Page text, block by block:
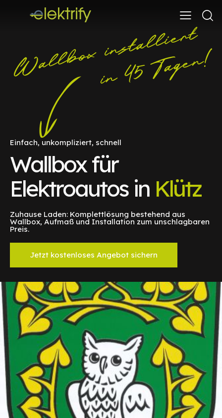
Einfach, unkompliziert, schnell
Wallbox für
Elektroautos in Klütz
Zuhause Laden: Komplettlösung bestehend aus
Wallbox, Aufmaß und Installation zum unschlagbaren
Preis.
Jetzt kostenloses Angebot sichern